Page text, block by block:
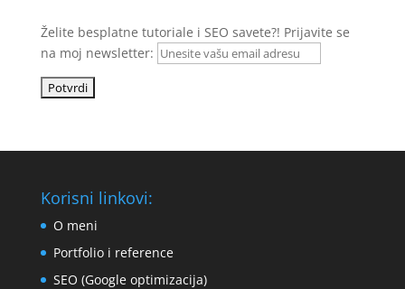
Želite besplatne tutoriale i SEO savete?! Prijavite se
na moj newsletter:
Korisni linkovi:
O meni
Portfolio i reference
SEO (Google optimizacija)